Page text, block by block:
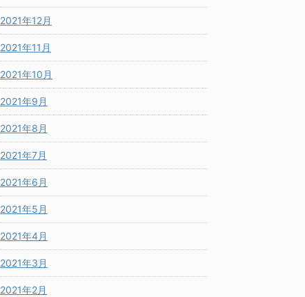
2021年12月
2021年11月
2021年10月
2021年9月
2021年8月
2021年7月
2021年6月
2021年5月
2021年4月
2021年3月
2021年2月